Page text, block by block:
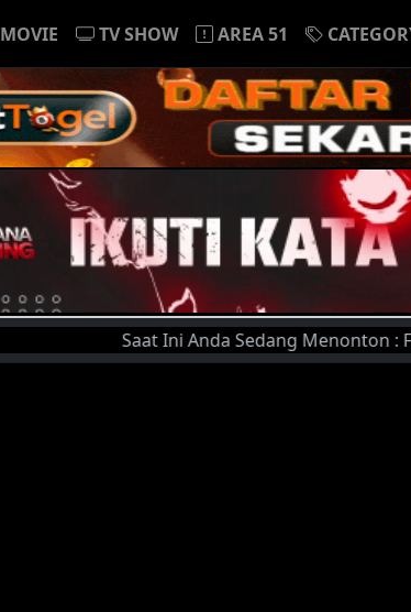
MOVIE TV SHOW AREA 51
Saat Ini Anda Sedang Menonton : Fear